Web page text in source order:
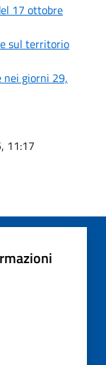
17 ottobre
sul territorio
nei giorni 29,
11:17